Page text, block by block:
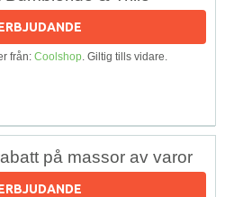
från: Coolshop. Giltig tills vidare.
på massor av varor